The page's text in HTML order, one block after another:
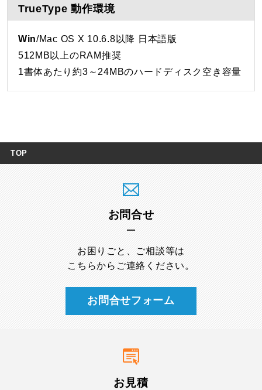
TrueType 動作環境
Win/Mac OS X 10.6.8以降 日本語版
512MB以上のRAM推奨
1書体あたり約3～24MBのハードディスク空き容量
TOP
お問合せ
お困りごと、ご相談等は
こちらからご連絡ください。
お問合せフォーム
お見積